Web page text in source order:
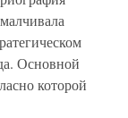
Основной
которой